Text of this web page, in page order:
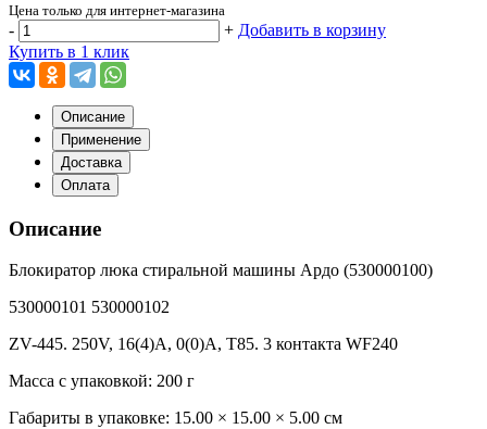
Цена только для интернет-магазина
- + Добавить в корзину
Купить в 1 клик
Описание
Применение
Доставка
Оплата
Описание
Блокиратор люка стиральной машины Ардо (530000100)
530000101 530000102
ZV-445. 250V, 16(4)A, 0(0)A, T85. 3 контакта WF240
Масса с упаковкой: 200 г
Габариты в упаковке: 15.00 × 15.00 × 5.00 см